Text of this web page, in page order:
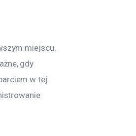
miejscu.
gdy
w tej